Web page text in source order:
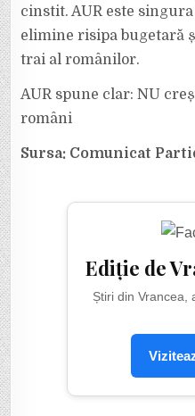
cinstit. AUR este
elimine risipa bugetară
trai al românilor.
AUR spune clar: NU
români
Sursa: Comunicat
Ediție de
Știri din Vrancea,